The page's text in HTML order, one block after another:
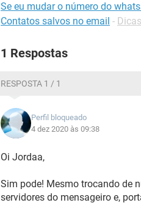
Se eu mudar o número do
Contatos salvos no email -
1 Respostas
RESPOSTA 1 / 1
Perfil bloqueado
4 dez 2020 às 09:38
Oi Jordaa,
Sim pode! Mesmo trocando de
servidores do mensageiro e,